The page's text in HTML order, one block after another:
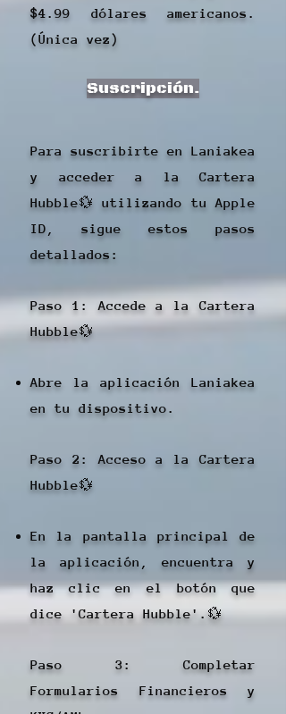
$4.99 dólares americanos.
(Única vez)
Suscripción.
Para suscribirte en Laniakea
y acceder a la Cartera
Hubble💱 utilizando tu Apple
ID, sigue estos pasos
detallados:
Paso 1: Accede a la Cartera
Hubble💱
Abre la aplicación Laniakea
en tu dispositivo.
Paso 2: Acceso a la Cartera
Hubble💱
En la pantalla principal de
la aplicación, encuentra y
haz clic en el botón que
dice 'Cartera Hubble'.💱
Paso 3: Completar
Formularios Financieros y